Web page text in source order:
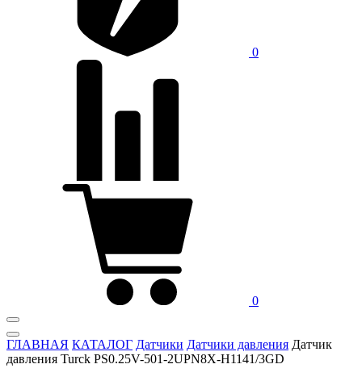
0
0
ГЛАВНАЯ КАТАЛОГ Датчики Датчики давления Датчик
давления Turck PS0.25V-501-2UPN8X-H1141/3GD